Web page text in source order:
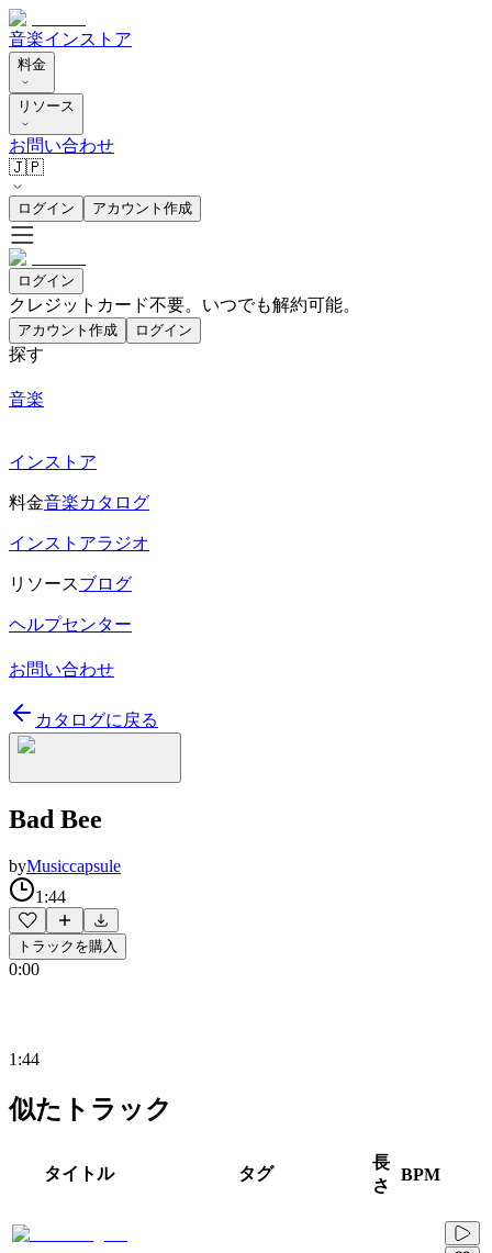
音楽インストア
料金
リソース
お問い合わせ
🇯🇵
ログイン アカウント作成
ログイン
クレジットカード不要。いつでも解約可能。
アカウント作成 ログイン
探す
音楽
インストア
料金音楽カタログ
インストアラジオ
リソースブログ
ヘルプセンター
お問い合わせ
カタログに戻る
Bad Bee
byMusiccapsule
1:44
トラックを購入
0:00
1:44
似たトラック
タイトル タグ
長
さ
BPM